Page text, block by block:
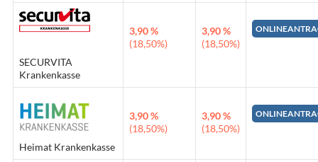
SECURVITA
Krankenkasse
3,90 %
(18,50%)
3,90 %
(18,50%)
Heimat Krankenkasse
3,90 %
(18,50%)
3,90 %
(18,50%)